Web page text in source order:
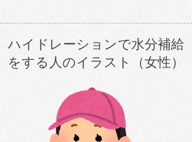
ハイドレーションで水分補給
をする人のイラスト（女性）